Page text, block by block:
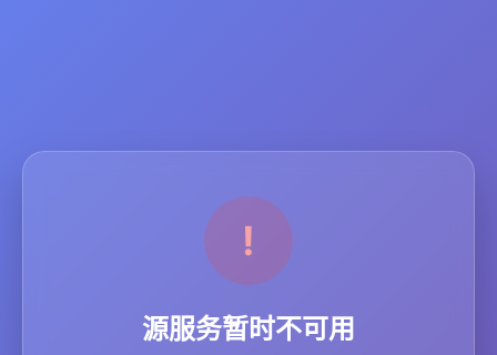
源服务暂时不可用